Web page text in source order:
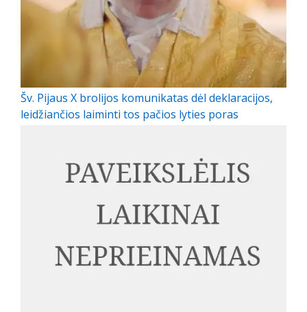
Šv. Pijaus X brolijos komunikatas dėl deklaracijos,
leidžiančios laiminti tos pačios lyties poras